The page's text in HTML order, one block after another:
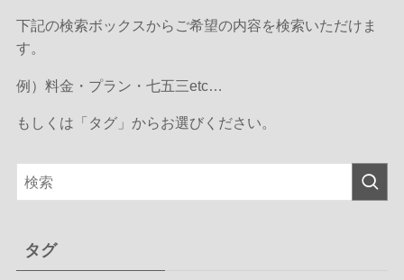
下記の検索ボックスからご希望の内容を検索いただけま
す。
例）料金・プラン・七五三etc…
もしくは「タグ」からお選びください。
タグ